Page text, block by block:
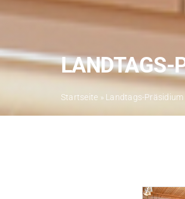
LANDTAGS-
Startseite » Landtags-Präsidium